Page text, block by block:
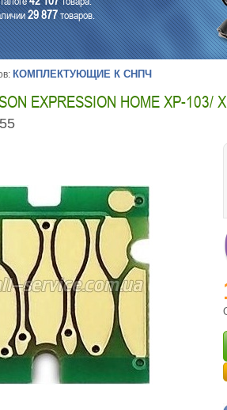
29 877товаров.
КОМПЛЕКТУЮЩИЕ К СНПЧ
EXPRESSION HOME XP-103/